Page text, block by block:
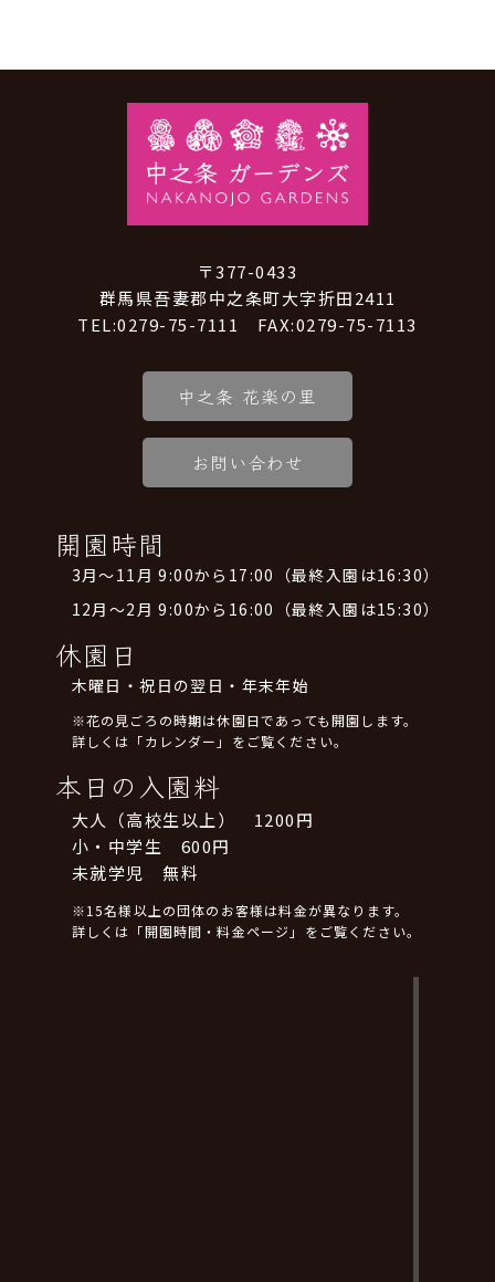
〒377-0433
群馬県吾妻郡中之条町大字折田2411
TEL:0279-75-7111 FAX:0279-75-7113
中之条 花楽の里
お問い合わせ
開園時間
3月～11月 9:00から17:00（最終入園は16:30）
12月～2月 9:00から16:00（最終入園は15:30）
休園日
木曜日・祝日の翌日・年末年始
※花の見ごろの時期は休園日であっても開園します。
詳しくは「カレンダー」をご覧ください。
本日の入園料
大人（高校生以上） 1200円
小・中学生 600円
未就学児 無料
※15名様以上の団体のお客様は料金が異なります。
詳しくは「開園時間・料金ページ」をご覧ください。